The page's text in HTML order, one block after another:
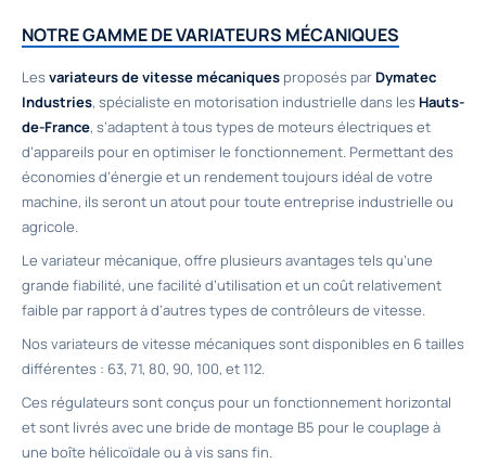
NOTRE GAMME DE VARIATEURS MÉCANIQUES
Lesvariateurs de vitesse mécaniques proposés par Dymatec
Industries, spécialiste en motorisation industrielle dans les Hauts-
de-France, s’adaptent à tous types de moteurs électriques et
d’appareils pour en optimiser le fonctionnement. Permettant des
économies d’énergie et un rendement toujours idéal de votre
machine, ils seront un atout pour toute entreprise industrielle ou
agricole.
Le variateur mécanique, offre plusieurs avantages tels qu’une
grande fiabilité, une facilité d’utilisation et un coût relativement
faible par rapport à d’autres types de contrôleurs de vitesse.
Nos variateurs de vitesse mécaniques sont disponibles en 6 tailles
différentes : 63, 71, 80, 90, 100, et 112.
Ces régulateurs sont conçus pour un fonctionnement horizontal
et sont livrés avec une bride de montage B5 pour le couplage à
une boîte hélicoïdale ou à vis sans fin.